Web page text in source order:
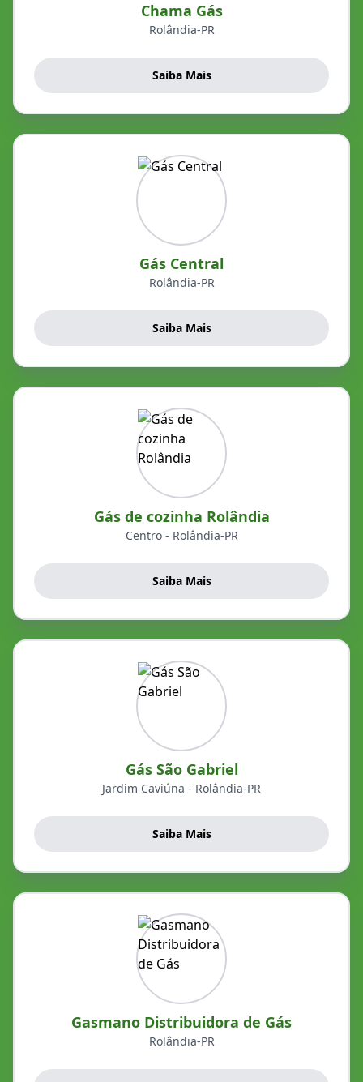
Chama Gás
Rolândia-PR
Saiba Mais
Gás Central
Rolândia-PR
Saiba Mais
Gás de cozinha Rolândia
Centro - Rolândia-PR
Saiba Mais
Gás São Gabriel
Jardim Caviúna - Rolândia-PR
Saiba Mais
Gasmano Distribuidora de Gás
Rolândia-PR